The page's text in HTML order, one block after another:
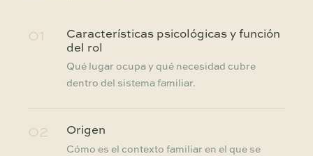
01
Características psicológicas y función
del rol
Qué lugar ocupa y qué necesidad cubre
dentro del sistema familiar.
02 Origen
Cómo es el contexto familiar en el que se